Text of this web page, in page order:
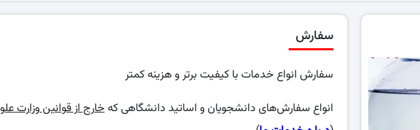
سفارش
سفارش انواع خدمات با کیفیت برتر و هزینه کمتر
انواع سفارش‌های دانشجویان و اساتید دانشگاهی کهخارج از قوانین وزارت